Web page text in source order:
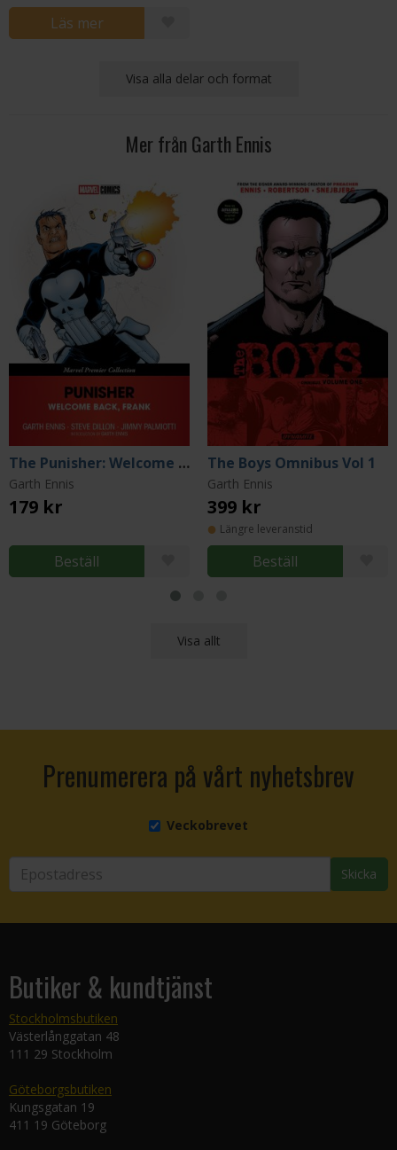
Läs mer
Visa alla delar och format
Mer från Garth Ennis
The Punisher: Welcome Back, Frank (Marvel Premier Collection)
Garth Ennis
179 kr
Beställ
The Boys Omnibus Vol 1
Garth Ennis
399 kr
Längre leveranstid
Beställ
Visa allt
Prenumerera på vårt nyhetsbrev
Veckobrevet
Skicka
Butiker & kundtjänst
Stockholmsbutiken
Västerlånggatan 48
111 29 Stockholm
Göteborgsbutiken
Kungsgatan 19
411 19 Göteborg